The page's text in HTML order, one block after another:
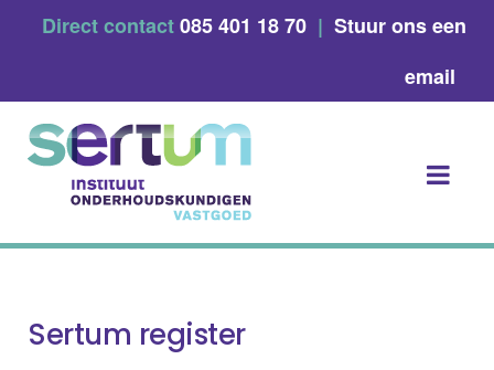
Direct contact085 401 18 70 | Stuur ons een
email
Sertum register